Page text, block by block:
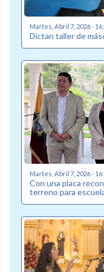
Martes, Abril 7, 2026 -
Dictan taller de
Martes, Abril 7, 2026 -
Con una placa
terreno para